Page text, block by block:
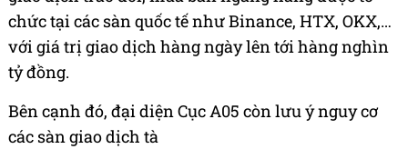
chức tại các sàn quốc tế như Binance, HTX, OKX,…
với giá trị giao dịch hàng ngày lên tới hàng nghìn
tỷ đồng.
Bên cạnh đó, đại diện Cục A05 còn lưu ý nguy cơ
các sàn giao dịch tà